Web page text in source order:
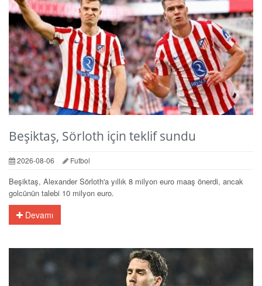
Beşiktaş, Sörloth için teklif sundu
2026-08-06 Futbol
Beşiktaş, Alexander Sörloth'a yıllık 8 milyon euro maaş önerdi, ancak
golcünün talebi 10 milyon euro.
Devamı